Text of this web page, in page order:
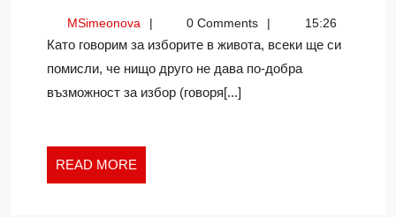
MSimeonovaMSimeonova0 Comments 15:26
Като говорим за изборите в живота, всеки ще си
помисли, че нищо друго не дава по-добра
възможност за избор (говоря[...]
READ MORE
MORE